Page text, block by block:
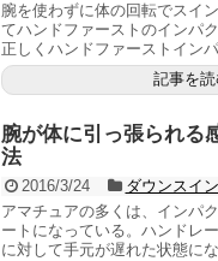
腕を使わずに体の回転でスイ
てハンドファーストのインパ
正しくハンドファーストイン
記事を読
腕が体に引っ張られる
法
2016/3/24
ダウンスイ
アマチュアの多くは、インパ
ートになっている。ハンドレ
に対して手元が遅れた状態に